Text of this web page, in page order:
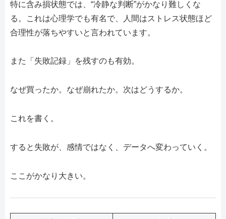
特に含み損状態では、“冷静な判断”がかなり難しくな
る。これは心理学でも有名で、人間はストレス状態ほど
合理性が落ちやすいと言われています。
また「失敗記録」を残すのも有効。
なぜ買ったか。なぜ崩れたか。次はどうするか。
これを書く。
すると失敗が、感情ではなく、データへ変わっていく。
ここがかなり大きい。